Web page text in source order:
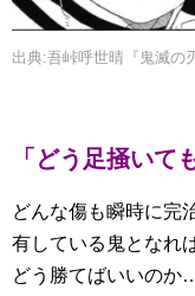
出典:吾峠呼世晴『鬼滅の
「どう足掻いて
どんな傷も瞬時に完
有している鬼となれ
どう勝てばいいのか